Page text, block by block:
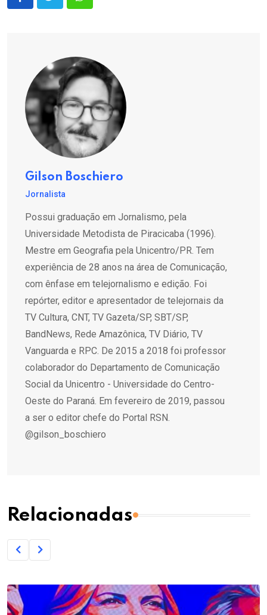
Gilson Boschiero
Jornalista
Possui graduação em Jornalismo, pela
Universidade Metodista de Piracicaba (1996).
Mestre em Geografia pela Unicentro/PR. Tem
experiência de 28 anos na área de Comunicação,
com ênfase em telejornalismo e edição. Foi
repórter, editor e apresentador de telejornais da
TV Cultura, CNT, TV Gazeta/SP, SBT/SP,
BandNews, Rede Amazônica, TV Diário, TV
Vanguarda e RPC. De 2015 a 2018 foi professor
colaborador do Departamento de Comunicação
Social da Unicentro - Universidade do Centro-
Oeste do Paraná. Em fevereiro de 2019, passou
a ser o editor chefe do Portal RSN.
@gilson_boschiero
Relacionadas